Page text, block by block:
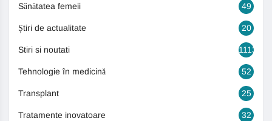
Sănătatea femeii 49
Știri de actualitate 20
Stiri si noutati 1113
Tehnologie în medicină 52
Transplant 25
Tratamente inovatoare 32